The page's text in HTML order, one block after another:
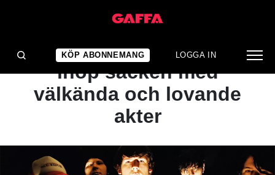
KÖP ABONNEMANG LOGGA IN
NYHET
Metalfestivalen knyter
ihop säcken med
välkända och lovande
akter